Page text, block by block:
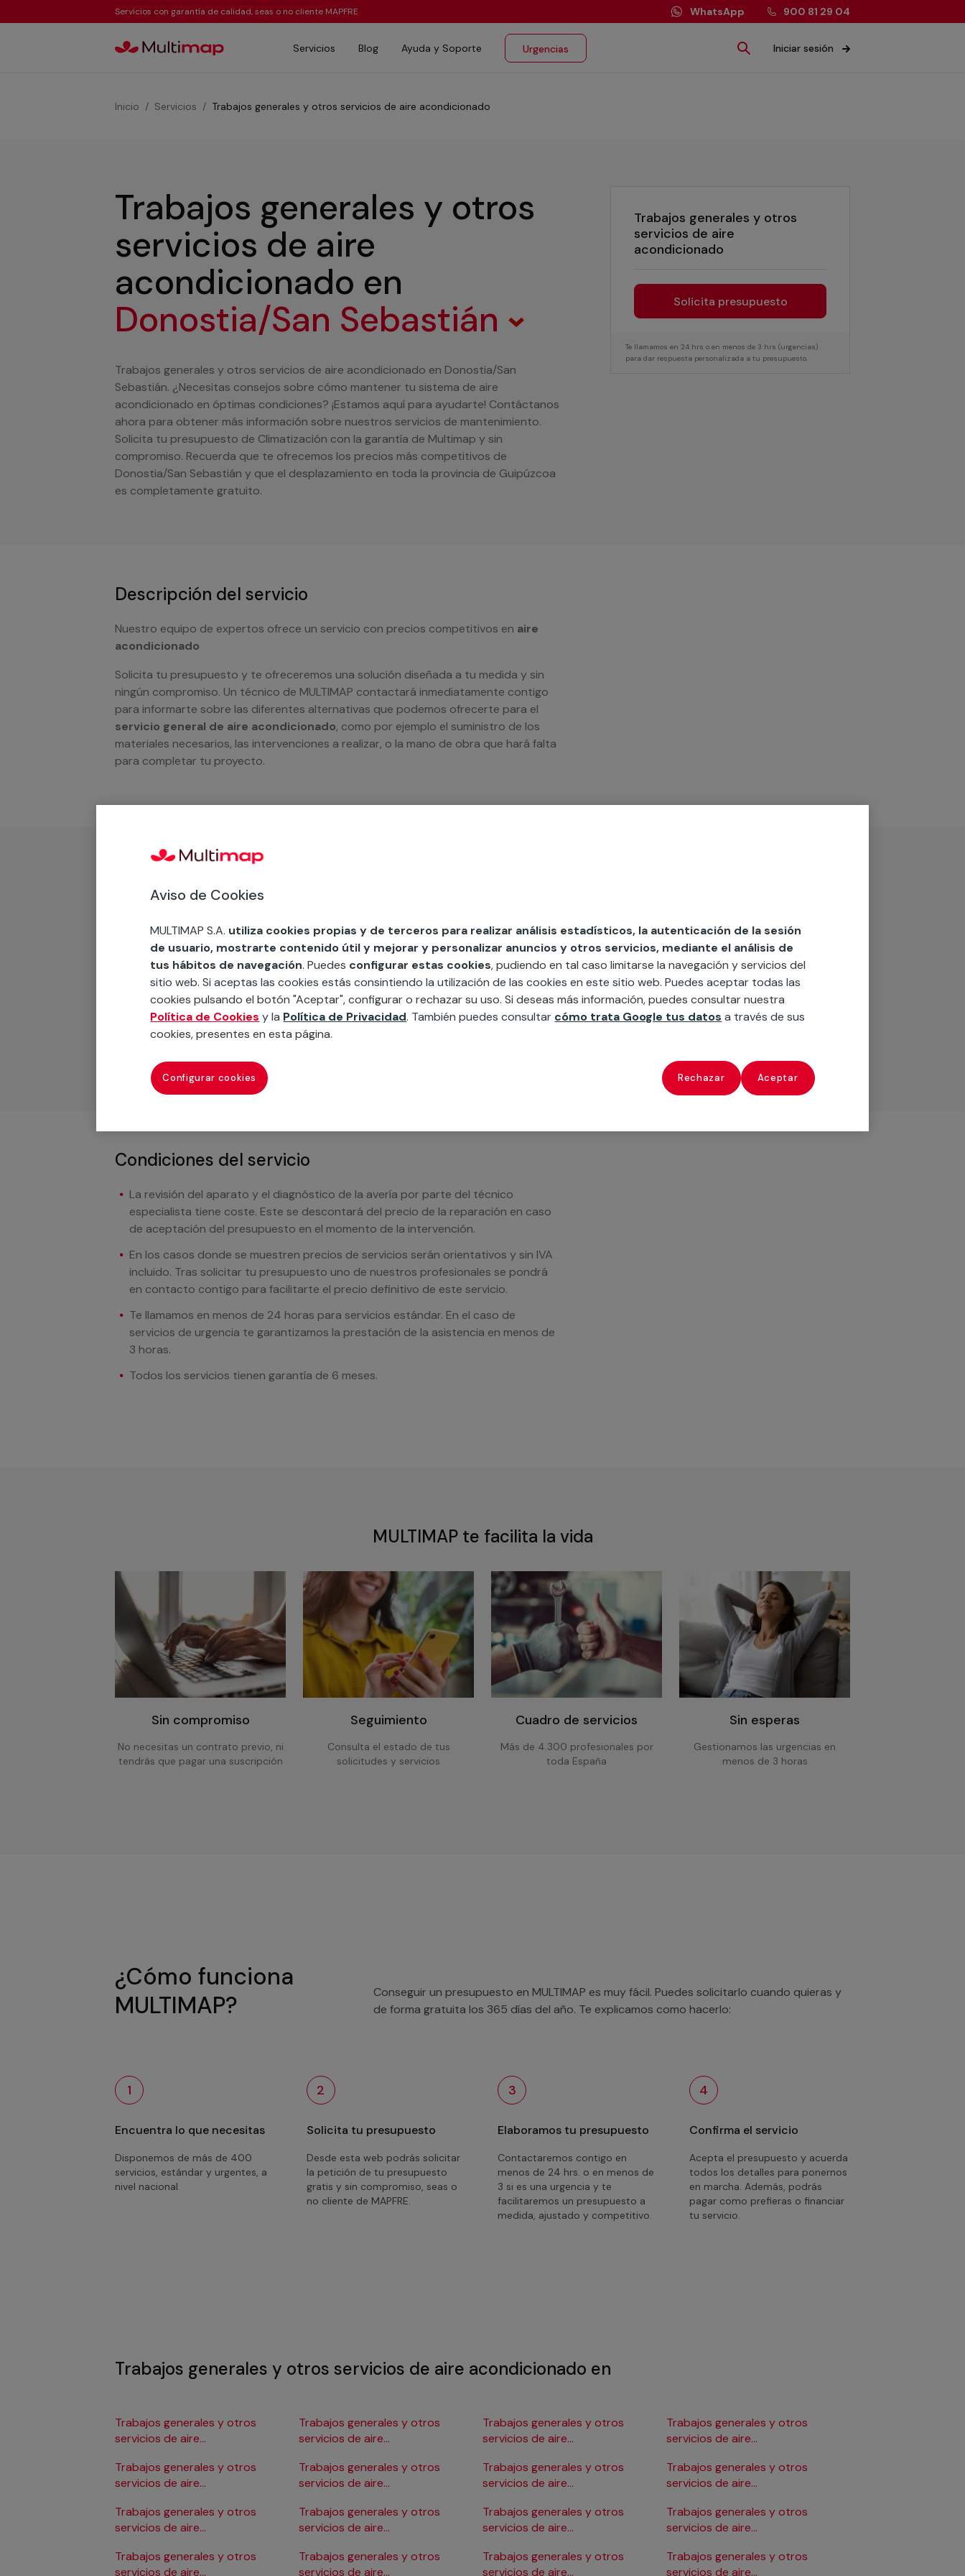
Servicios con garantía de calidad, seas o no cliente MAPFRE WhatsApp 900 81 29 04
Servicios Blog Ayuda y Soporte Urgencias Iniciar sesión
Inicio Servicios Trabajos generales y otros servicios de aire acondicionado
Trabajos generales y otros
servicios de aire
acondicionado
Solicita presupuesto
Te llamamos en 24 hrs o en menos de 3 hrs (urgencias)
para dar respuesta personalizada a tu presupuesto.
Trabajos generales y otros
servicios de aire
acondicionado en
Donostia/San Sebastián
Trabajos generales y otros servicios de aire acondicionado en Donostia/San
Sebastián. ¿Necesitas consejos sobre cómo mantener tu sistema de aire
acondicionado en óptimas condiciones? ¡Estamos aquí para ayudarte! Contáctanos
ahora para obtener más información sobre nuestros servicios de mantenimiento.
Solicita tu presupuesto de Climatización con la garantía de Multimap y sin
compromiso. Recuerda que te ofrecemos los precios más competitivos de
Donostia/San Sebastián y que el desplazamiento en toda la provincia de Guipúzcoa
es completamente gratuito.
Descripción del servicio
Nuestro equipo de expertos ofrece un servicio con precios competitivos en aire
acondicionado
Solicita tu presupuesto y te ofreceremos una solución diseñada a tu medida y sin
ningún compromiso. Un técnico de MULTIMAP contactará inmediatamente contigo
para informarte sobre las diferentes alternativas que podemos ofrecerte para el
servicio general de aire acondicionado, como por ejemplo el suministro de los
materiales necesarios, las intervenciones a realizar, o la mano de obra que hará falta
para completar tu proyecto.
Recuerda que en MULTIMAP
Podemos ofrecer cualquier servicio a medida incluyendo todo lo que necesites:
materiales, equipamientos, electrodomésticos, etc. Cuéntanos que necesitas
cuando te llamemos.
Condiciones del servicio
La revisión del aparato y el diagnóstico de la avería por parte del técnico
especialista tiene coste. Este se descontará del precio de la reparación en caso
de aceptación del presupuesto en el momento de la intervención.
En los casos donde se muestren precios de servicios serán orientativos y sin IVA
incluido. Tras solicitar tu presupuesto uno de nuestros profesionales se pondrá
en contacto contigo para facilitarte el precio definitivo de este servicio.
Te llamamos en menos de 24 horas para servicios estándar. En el caso de
servicios de urgencia te garantizamos la prestación de la asistencia en menos de
3 horas.
Todos los servicios tienen garantía de 6 meses.
MULTIMAP te facilita la vida
Sin compromiso
No necesitas un contrato previo, ni
tendrás que pagar una suscripción
Seguimiento
Consulta el estado de tus
solicitudes y servicios
Cuadro de servicios
Más de 4.300 profesionales por
toda España
Sin esperas
Gestionamos las urgencias en
menos de 3 horas
¿Cómo funciona
MULTIMAP?
Conseguir un presupuesto en MULTIMAP es muy fácil. Puedes solicitarlo cuando quieras y
de forma gratuita los 365 días del año. Te explicamos como hacerlo:
1
Encuentra lo que necesitas
Disponemos de más de 400
servicios, estándar y urgentes, a
nivel nacional.
2
Solicita tu presupuesto
Desde esta web podrás solicitar
la petición de tu presupuesto
gratis y sin compromiso, seas o
no cliente de MAPFRE.
3
Elaboramos tu presupuesto
Contactaremos contigo en
menos de 24 hrs. o en menos de
3 si es una urgencia y te
facilitaremos un presupuesto a
medida, ajustado y competitivo.
4
Confirma el servicio
Acepta el presupuesto y acuerda
todos los detalles para ponernos
en marcha. Además, podrás
pagar como prefieras o financiar
tu servicio.
Trabajos generales y otros servicios de aire acondicionado en
Trabajos generales y otros
servicios de aire
Trabajos generales y otros
servicios de aire
Alicante/Alacant
Trabajos generales y otros
servicios de aire
Trabajos generales y otros
servicios de aire
Trabajos generales y otros
servicios de aire
Trabajos generales y otros
servicios de aire
Trabajos generales y otros
servicios de aire
Trabajos generales y otros
servicios de aire
Trabajos generales y otros
servicios de aire
Trabajos generales y otros
servicios de aire
Trabajos generales y otros
servicios de aire
Trabajos generales y otros
servicios de aire
Trabajos generales y otros
servicios de aire
Trabajos generales y otros
servicios de aire
Trabajos generales y otros
servicios de aire
Trabajos generales y otros
servicios de aire
Aviso de Cookies
MULTIMAP S.A. utiliza cookies propias y de terceros para realizar análisis estadísticos, la autenticación de la sesión
de usuario, mostrarte contenido útil y mejorar y personalizar anuncios y otros servicios, mediante el análisis de
tus hábitos de navegación. Puedes configurar estas cookies, pudiendo en tal caso limitarse la navegación y servicios del
sitio web. Si aceptas las cookies estás consintiendo la utilización de las cookies en este sitio web. Puedes aceptar todas las
cookies pulsando el botón "Aceptar", configurar o rechazar su uso. Si deseas más información, puedes consultar nuestra
Política de Cookies y la Política de Privacidad. También puedes consultar cómo trata Google tus datos a través de sus
cookies, presentes en esta página.
Configurar cookies Rechazar Aceptar